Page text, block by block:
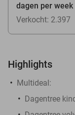
dagen per
Verkocht: 2.397
Highlights
Multideal:
Dagentree